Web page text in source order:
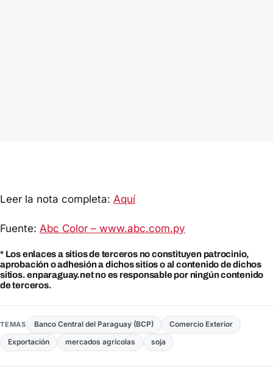
Leer la nota completa: Aquí
Fuente: Abc Color – www.abc.com.py
* Los enlaces a sitios de terceros no constituyen patrocinio,
aprobación o adhesión a dichos sitios o al contenido de dichos
sitios. enparaguay.net no es responsable por ningún contenido
de terceros.
TEMAS Banco Central del Paraguay (BCP)
Comercio Exterior
Exportación
mercados agrícolas soja